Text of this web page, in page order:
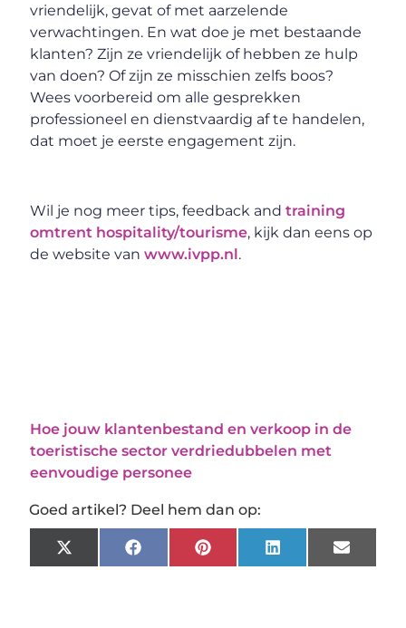
vriendelijk, gevat of met aarzelende
verwachtingen. En wat doe je met bestaande
klanten? Zijn ze vriendelijk of hebben ze hulp
van doen? Of zijn ze misschien zelfs boos?
Wees voorbereid om alle gesprekken
professioneel en dienstvaardig af te handelen,
dat moet je eerste engagement zijn.
Wil je nog meer tips, feedback andtraining
omtrent hospitality/tourisme, kijk dan eens op
de website vanwww.ivpp.nl.
Hoe jouw klantenbestand en verkoop in de
toeristische sector verdriedubbelen met
eenvoudige personee
Goed artikel? Deel hem dan op:
X
(Twitter)
FacebookPinterestLinkedInEmail